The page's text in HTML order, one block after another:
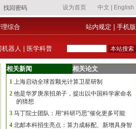
综合 站内规定 手机版
机器人 医学科普
相关新闻 相关论文
1 上海启动全球首颗光计算卫星研制
2 他是华罗庚亲招弟子，提出以中国科学家命名
的猜想
3 马丁院士团队：用“科研巧思”催化更多可能
4 北邮本科招生亮点：算力成标配、新增具身智